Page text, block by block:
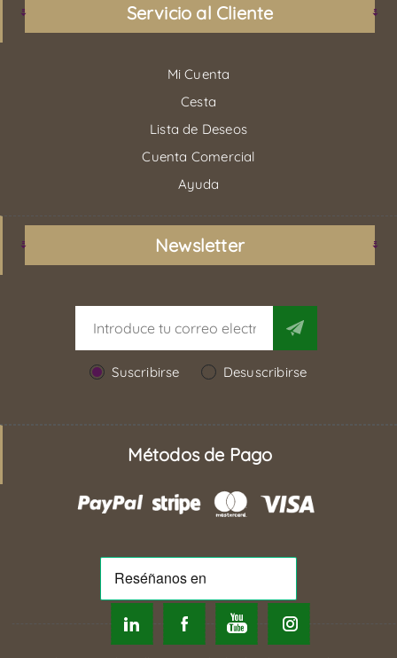
Servicio al Cliente
Mi Cuenta
Cesta
Lista de Deseos
Cuenta Comercial
Ayuda
Newsletter
Suscribirse Desuscribirse
Métodos de Pago